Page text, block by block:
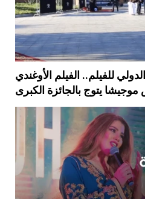
الدولي للفيلم.. الفيلم الأوغندي
يتوج بالجائزة الكبرى